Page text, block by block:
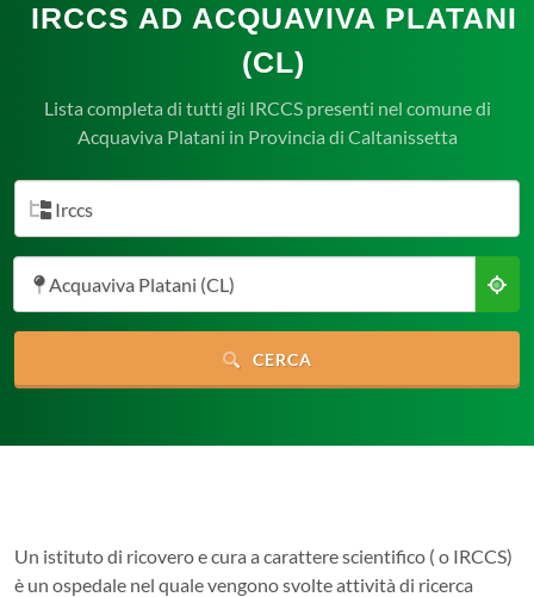
IRCCS AD ACQUAVIVA PLATANI
(CL)
Lista completa di tutti gli IRCCS presenti nel comune di
Acquaviva Platani in Provincia di Caltanissetta
Irccs
Acquaviva Platani (CL)
CERCA
Un istituto di ricovero e cura a carattere scientifico ( o IRCCS)
è un ospedale nel quale vengono svolte attività di ricerca